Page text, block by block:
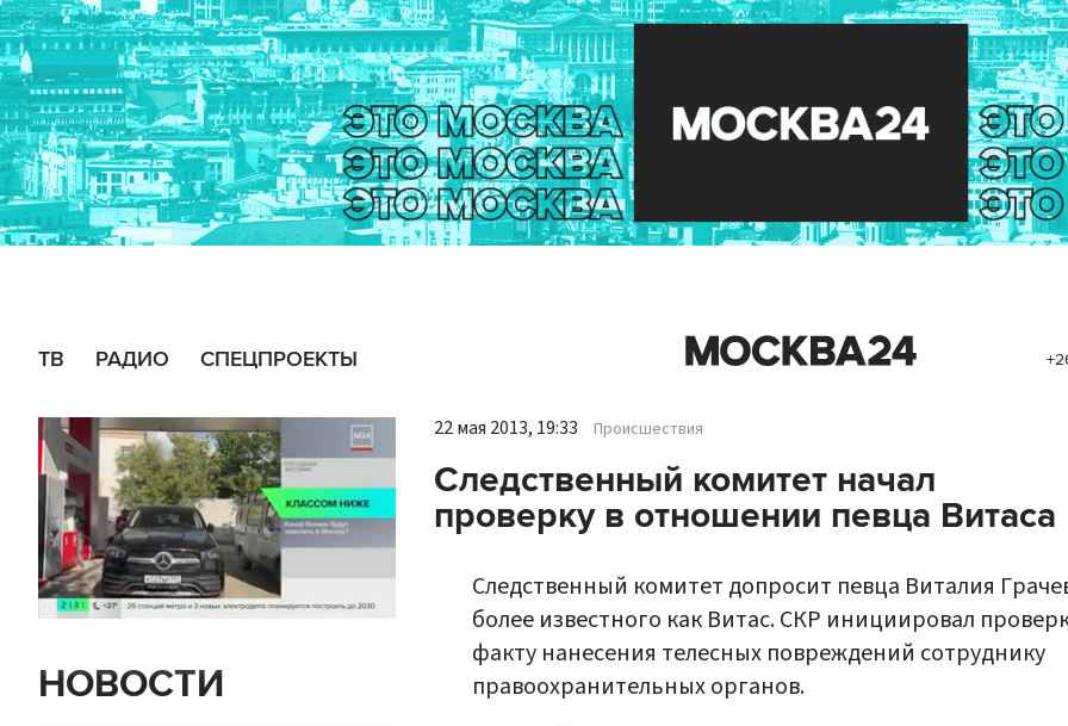
ТВ РАДИО СПЕЦПРОЕКТЫ
НОВОСТИ
22 мая 2013, 19:33 Происшествия
Следственный комитет начал
проверку в отношении певца Витаса
Следственный комитет допросит певца Виталия
более известного как Витас. СКР инициировал
факту нанесения телесных повреждений сотруднику
правоохранительных органов.